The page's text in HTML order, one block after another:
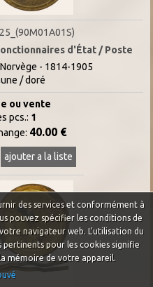
d'État / Poste
- 1814-1905
/ doré
ou vente
pcs.: 1
40.00 €
ajouter a la liste
des services et conformément à
pouvez spécifier les conditions de
navigateur web. L'utilisation du
pertinents pour les cookies signifie
mémoire de votre appareil.